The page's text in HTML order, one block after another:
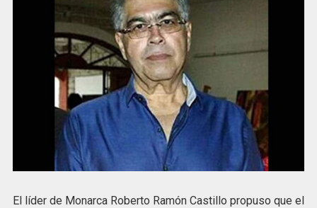
El líder de Monarca Roberto Ramón Castillo propuso que el